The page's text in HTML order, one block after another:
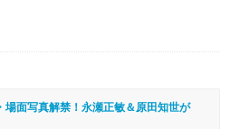
面写真解禁！永瀬正敏＆原田知世が